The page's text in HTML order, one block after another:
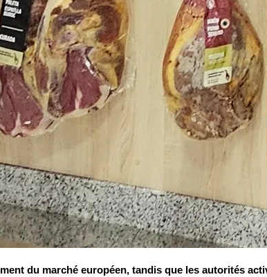
du marché européen, tandis que les autorités